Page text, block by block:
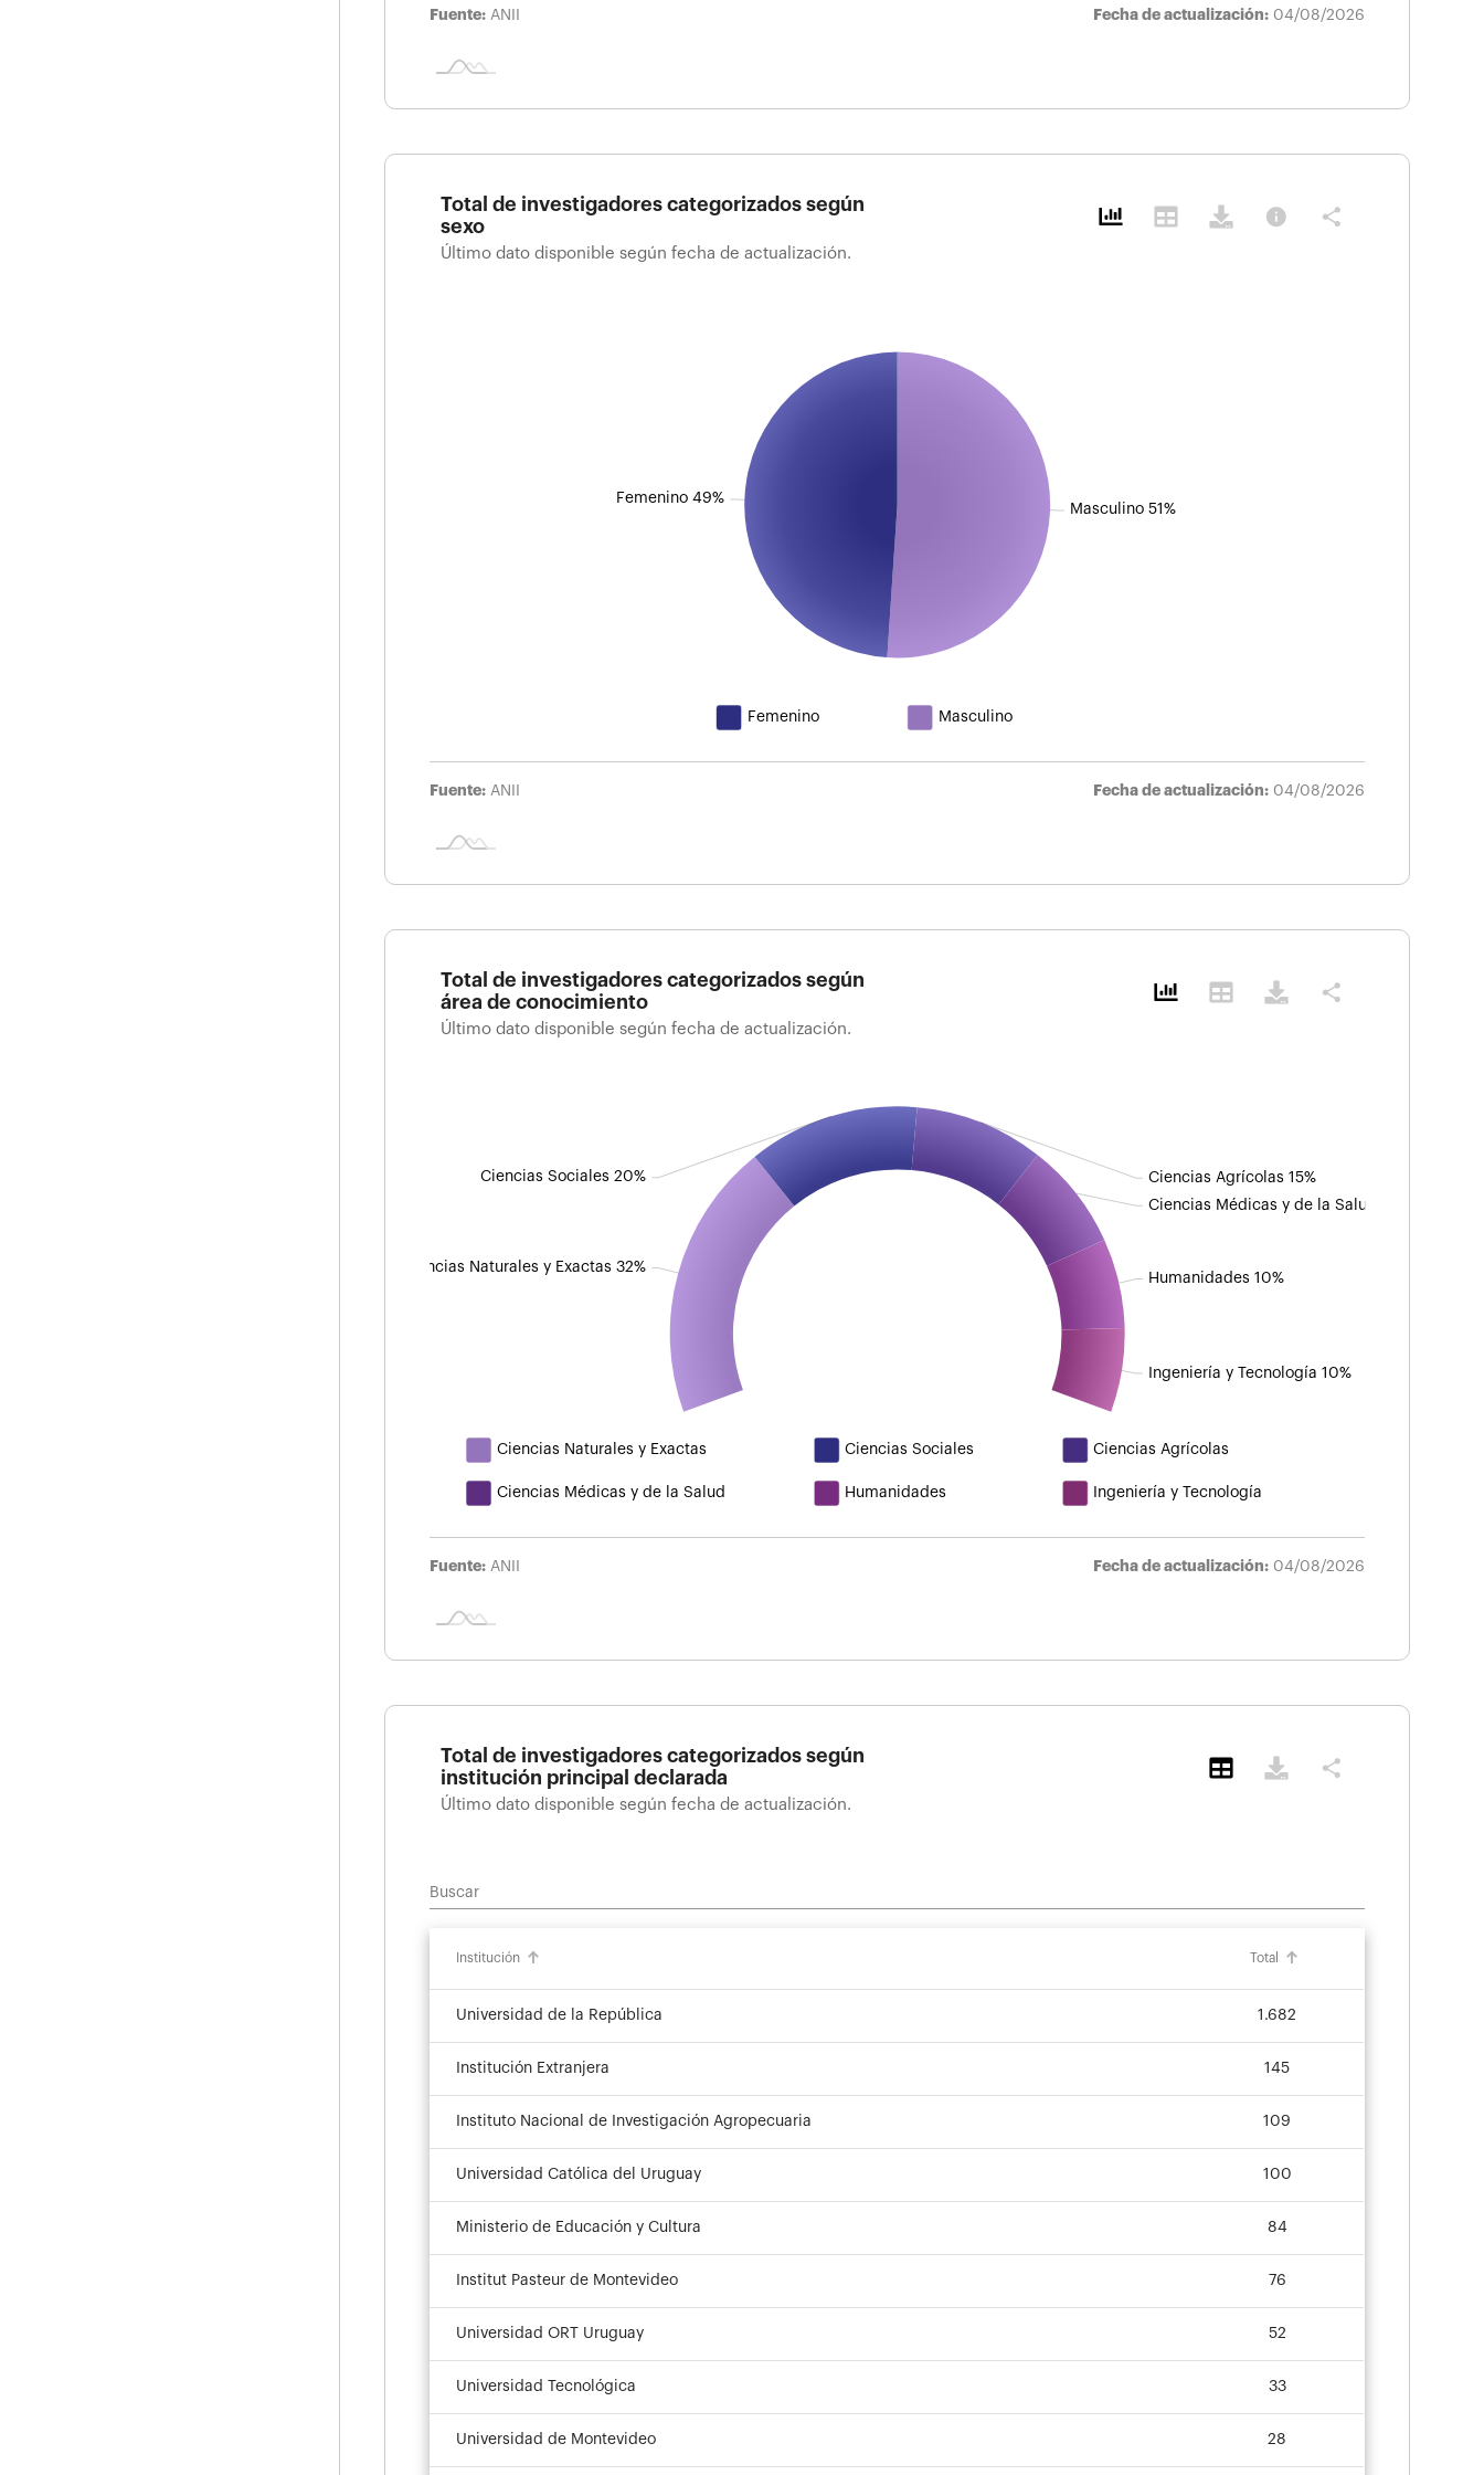
Fuente: ANII Fecha de actualización: 04/08/2026
Total de investigadores categorizados según
sexo
Último dato disponible según fecha de actualización.
info share
Masculino 51%
Femenino 49%
Masculino
Femenino
Fuente: ANII Fecha de actualización: 04/08/2026
Total de investigadores categorizados según
área de conocimiento
Último dato disponible según fecha de actualización.
share
Ciencias Naturales y Exactas 32%
Ciencias Sociales 20%
Ciencias Agrícolas 15%
Ciencias Médicas y de la Salud 13%
Humanidades 10%
Ingeniería y Tecnología 10%
Ciencias Naturales y Exactas Ciencias Sociales Ciencias Agrícolas
Ciencias Médicas y de la Salud Humanidades Ingeniería y Tecnología
Fuente: ANII Fecha de actualización: 04/08/2026
Último dato disponible según fecha de actualización.
Total de investigadores categorizados según
institución principal declarada
Último dato disponible según fecha de actualización.
share
Buscar
Institución Total
Universidad de la República 1.682
Institución Extranjera 145
Instituto Nacional de Investigación Agropecuaria 109
Universidad Católica del Uruguay 100
Ministerio de Educación y Cultura 84
Institut Pasteur de Montevideo 76
Universidad ORT Uruguay 52
Universidad Tecnológica 33
Universidad de Montevideo 28